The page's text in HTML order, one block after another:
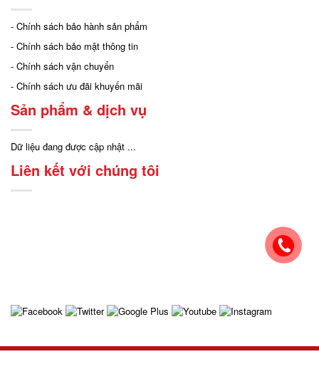
- Chính sách bảo hành sản phẩm
- Chính sách bảo mật thông tin
- Chính sách vận chuyển
- Chính sách ưu đãi khuyến mãi
Sản phẩm & dịch vụ
Dữ liệu đang được cập nhật ...
Liên kết với chúng tôi